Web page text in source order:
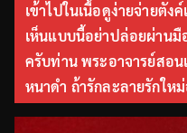
เข้าไปในเนื้อดูง่ายจ่ายตัง
เห็นแบบนี้อย่าปล่อยผ่าน
ครับท่าน พระอาจารย์สอน
หนาดำ ถ้ารักละลายรักให